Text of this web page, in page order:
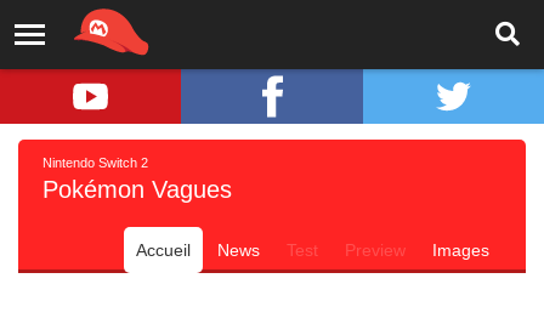
Nintendo Switch 2
Pokémon Vagues
Accueil News Test Preview Images